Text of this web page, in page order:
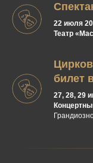
22 июля
Театр
билет
27, 28, 29